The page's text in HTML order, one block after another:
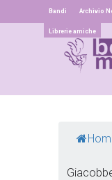
Bandi Archivio
Librerie amiche